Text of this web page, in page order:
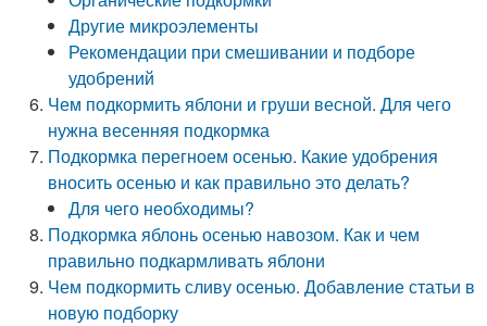
Другие микроэлементы
Рекомендации при смешивании и подборе
удобрений
Чем подкормить яблони и груши весной. Для чего
нужна весенняя подкормка
Подкормка перегноем осенью. Какие удобрения
вносить осенью и как правильно это делать?
Для чего необходимы?
Подкормка яблонь осенью навозом. Как и чем
правильно подкармливать яблони
Чем подкормить сливу осенью. Добавление статьи в
новую подборку